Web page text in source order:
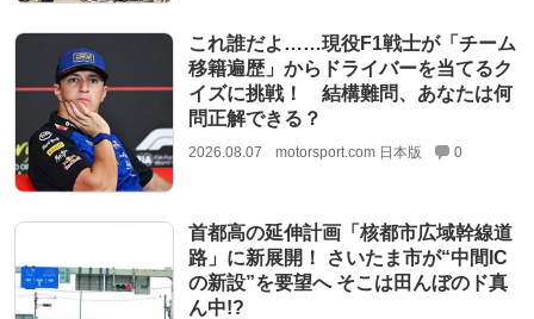
これ誰だよ……現役F1戦士が「チーム
移籍遍歴」からドライバーを当てるク
イズに挑戦！ 結構難問、あなたは何
問正解できる？
2026.08.07 motorsport.com 日本版 0
首都高の延伸計画「核都市広域幹線道
路」に新展開！ さいたま市が“中間IC
の新設”を要望へ そこは田んぼのド真
ん中!?